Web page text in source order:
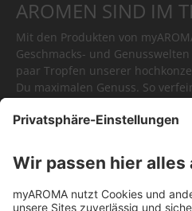
AROMEN SIND IM
Mit den Produkten von
Geschmacks- und
paar Tropfen unserer
Du maximalen Genuss. So
kulinarische Höhepunkte in
FÜR JEDEN
RICHTIGE AROMA